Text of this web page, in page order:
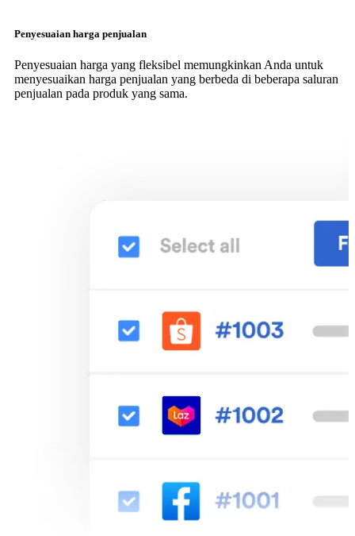
Penyesuaian harga penjualan
Penyesuaian harga yang fleksibel memungkinkan Anda untuk
menyesuaikan harga penjualan yang berbeda di beberapa saluran
penjualan pada produk yang sama.